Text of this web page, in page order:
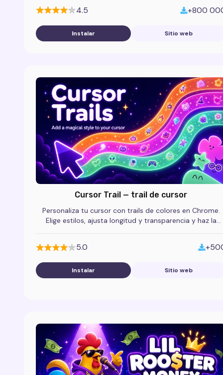
4.5 +800
Instalar Sitio web
Cursor Trail — trail de cursor
Personaliza tu cursor con trails de colores en Chrome.
Elige estilos, ajusta longitud y transparencia y haz la
5.0
Instalar Sitio web